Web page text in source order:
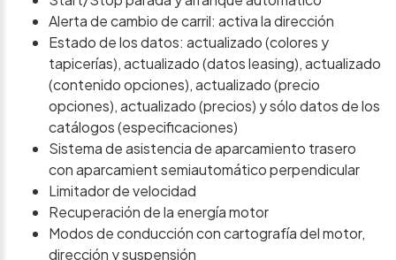
Alerta de cambio de carril: activa la dirección
Estado de los datos: actualizado (colores y
tapicerías), actualizado (datos leasing), actualizado
(contenido opciones), actualizado (precio
opciones), actualizado (precios) y sólo datos de los
catálogos (especificaciones)
Sistema de asistencia de aparcamiento trasero
con aparcamient semiautomático perpendicular
Limitador de velocidad
Recuperación de la energía motor
Modos de conducción con cartografía del motor,
dirección y suspensión